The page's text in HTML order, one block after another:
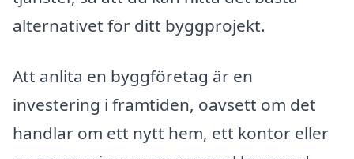
alternativet för ditt byggprojekt.
Att anlita en byggföretag är en
investering i framtiden, oavsett om det
handlar om ett nytt hem, ett kontor eller